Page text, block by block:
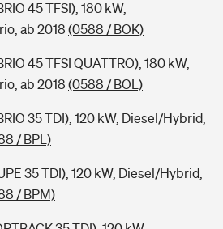
45 TFSI), 180 kW,
ab 2018 (0588 / BOK)
45 TFSI QUATTRO), 180 kW,
ab 2018 (0588 / BOL)
35 TDI), 120 kW, Diesel/Hybrid,
/ BPL)
35 TDI), 120 kW, Diesel/Hybrid,
/ BPM)